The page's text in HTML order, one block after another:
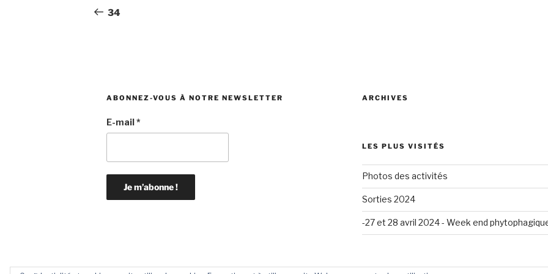
de
précédent
34
ABONNEZ-VOUS À NOTRE NEWSLETTER
E-mail*
ARCHIVES
LES PLUS VISITÉS
Photos des activités
Sorties 2024
-27 et 28 avril 2024 - Week end